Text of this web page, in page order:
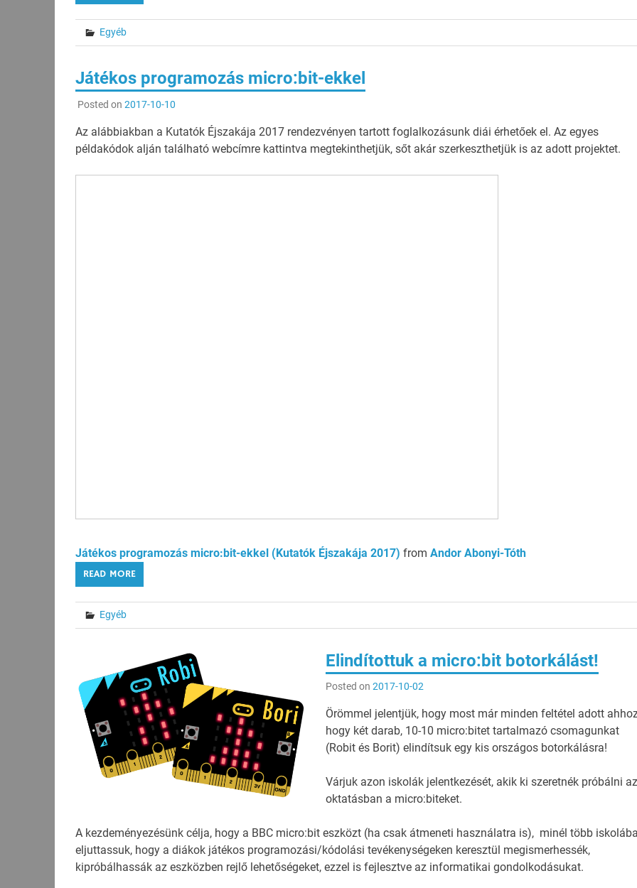
Egyéb
Játékos programozás micro:bit-ekkel
Posted on 2017-10-10
Az alábbiakban a Kutatók Éjszakája 2017 rendezvényen tartott foglalkozásunk diái érhetőek el. Az egyes
példakódok alján található webcímre kattintva megtekinthetjük, sőt akár szerkeszthetjük is az adott projektet.
Játékos programozás micro:bit-ekkel (Kutatók Éjszakája 2017) from Andor Abonyi-Tóth
READ MORE
Egyéb
Elindítottuk a micro:bit botorkálást!
Posted on2017-10-02
Örömmel jelentjük, hogy most már minden feltétel adott
hogy két darab, 10-10 micro:bitet tartalmazó csomagunkat
(Robit és Borit) elindítsuk egy kis országos botorkálásra!
Várjuk azon iskolák jelentkezését, akik ki szeretnék próbálni
oktatásban a micro:biteket.
A kezdeményezésünk célja, hogy a BBC micro:bit eszközt (ha csak átmeneti használatra is), minél több
eljuttassuk, hogy a diákok játékos programozási/kódolási tevékenységeken keresztül megismerhessék,
kipróbálhassák az eszközben rejlő lehetőségeket, ezzel is fejlesztve az informatikai gondolkodásukat.